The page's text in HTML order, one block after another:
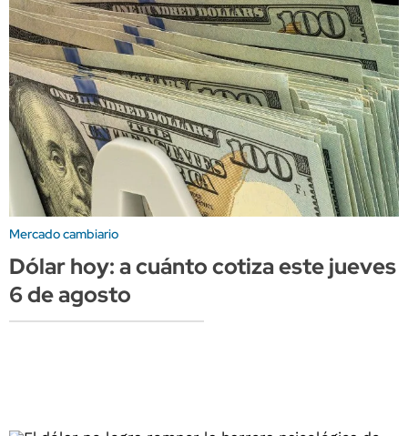
Mercado cambiario
Dólar hoy: a cuánto cotiza este jueves
6 de agosto